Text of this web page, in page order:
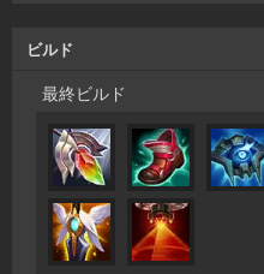
ビルド
最終ビルド